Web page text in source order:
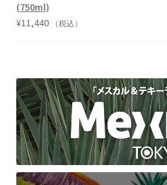
(750ml)
¥11,440 （税込）